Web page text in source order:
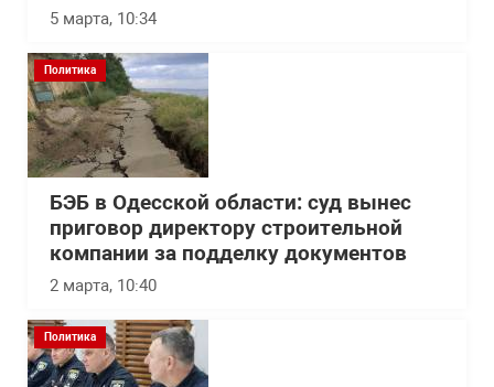
5 марта, 10:34
Политика
БЭБ в Одесской области: суд вынес
приговор директору строительной
компании за подделку документов
2 марта, 10:40
Политика